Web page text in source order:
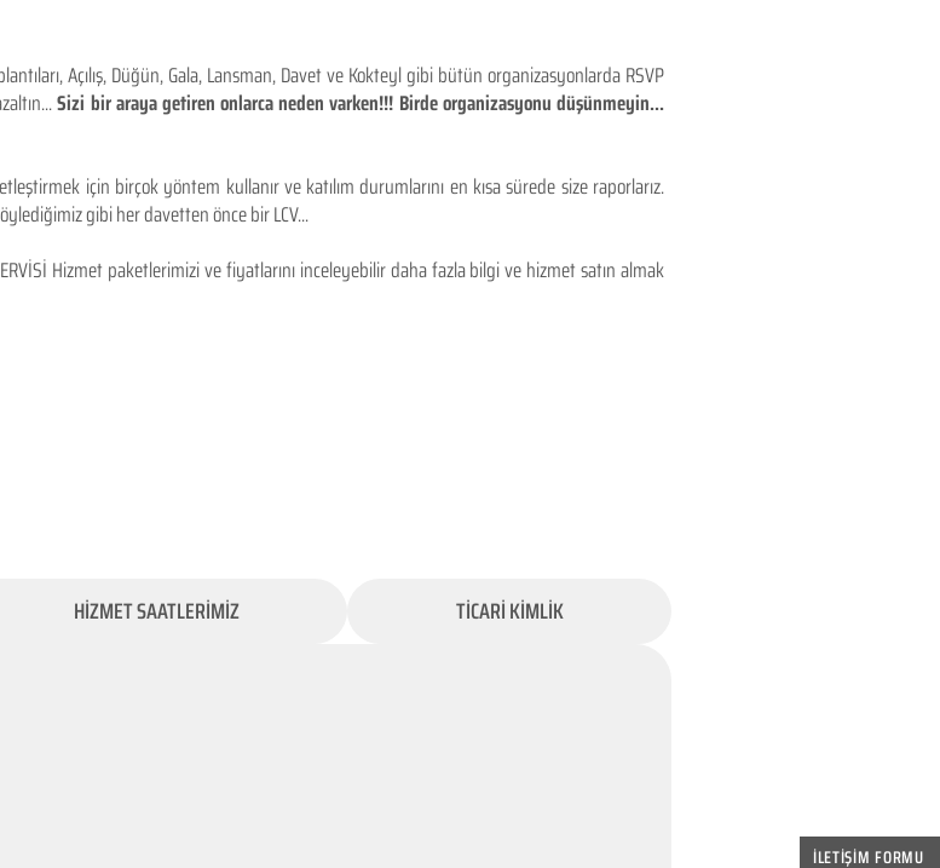
İLETİŞİM FORMU
Açılış, Düğün, Gala, Lansman, Davet ve Kokteyl gibi bütün organizasyonlarda RSVP
Sizi bir araya getiren onlarca neden varken!!! Birde organizasyonu düşünmeyin...
için birçok yöntem kullanır ve katılım durumlarını en kısa sürede size raporlarız.
gibi her davetten önce bir LCV...
Hizmet paketlerimizi ve fiyatlarını inceleyebilir daha fazla bilgi ve hizmet satın almak
HİZMET SAATLERİMİZ TİCARİ KİMLİK